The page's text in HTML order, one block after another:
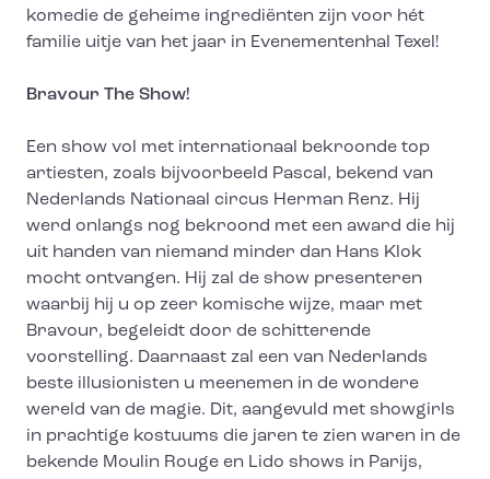
komedie de geheime ingrediënten zijn voor hét
familie uitje van het jaar in Evenementenhal Texel!
Bravour The Show!
Een show vol met internationaal bekroonde top
artiesten, zoals bijvoorbeeld Pascal, bekend van
Nederlands Nationaal circus Herman Renz. Hij
werd onlangs nog bekroond met een award die hij
uit handen van niemand minder dan Hans Klok
mocht ontvangen. Hij zal de show presenteren
waarbij hij u op zeer komische wijze, maar met
Bravour, begeleidt door de schitterende
voorstelling. Daarnaast zal een van Nederlands
beste illusionisten u meenemen in de wondere
wereld van de magie. Dit, aangevuld met showgirls
in prachtige kostuums die jaren te zien waren in de
bekende Moulin Rouge en Lido shows in Parijs,